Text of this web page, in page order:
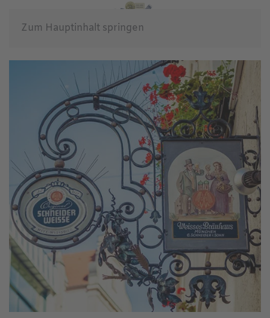
Zum Hauptinhalt springen